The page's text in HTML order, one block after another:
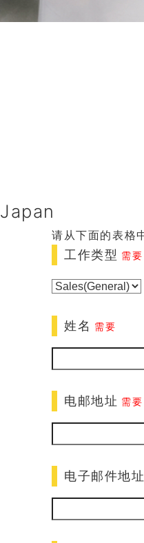
Japan
请从下面的表格
工作类型 需要
姓名 需要
电邮地址 需要
电子邮件地